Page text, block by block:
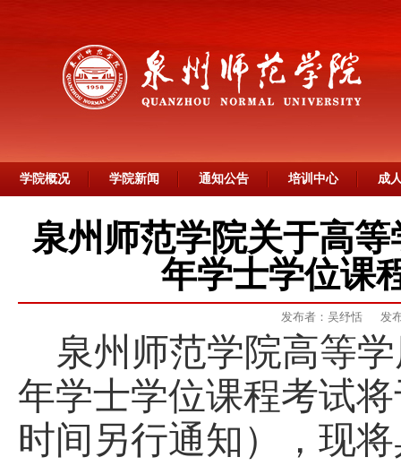
学院概况 学院新闻 通知公告 培训中心 成
泉州师范学院关于高
年学士学位课
发布者：吴纾恬 发
泉州师范学院高等
年学士学位课程考试
时间另行通知），现